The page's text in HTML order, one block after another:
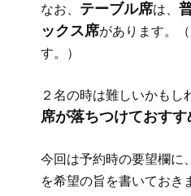
なお、 テーブル席は、
ックス席があります。
す。）
２名の時は難しいかもし
席が落ちつけておすす
今回は予約時の要望欄に
を希望の旨を書いておき